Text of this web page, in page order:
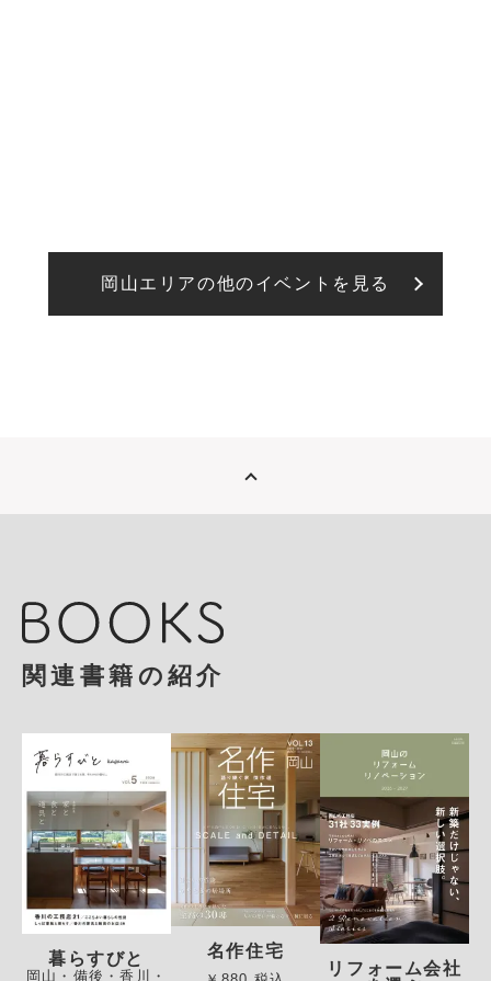
岡山エリアの他のイベントを見る
関連書籍の紹介
暮らすびと
岡山・備後・香川・
名作住宅
リフォーム会社